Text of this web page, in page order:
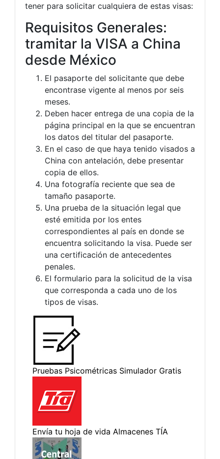
tener para solicitar cualquiera de estas visas:
Requisitos Generales:
tramitar la VISA a China
desde México
El pasaporte del solicitante que debe
encontrase vigente al menos por seis
meses.
Deben hacer entrega de una copia de la
página principal en la que se encuentran
los datos del titular del pasaporte.
En el caso de que haya tenido visados a
China con antelación, debe presentar
copia de ellos.
Una fotografía reciente que sea de
tamaño pasaporte.
Una prueba de la situación legal que
esté emitida por los entes
correspondientes al país en donde se
encuentra solicitando la visa. Puede ser
una certificación de antecedentes
penales.
El formulario para la solicitud de la visa
que corresponda a cada uno de los
tipos de visas.